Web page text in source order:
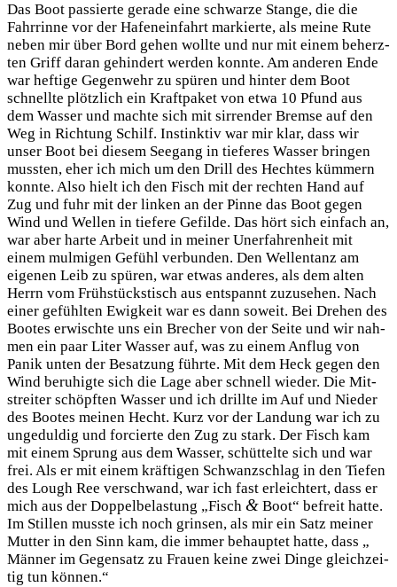
Das Boot pas­sier­te gera­de eine schwar­ze Stan­ge, die die
Fahr­rin­ne vor der Hafen­ein­fahrt mar­kier­te, als mei­ne Rute
neben mir über Bord gehen woll­te und nur mit einem beherz­
ten Griff dar­an gehin­dert wer­den konn­te. Am ande­ren Ende
war hef­ti­ge Gegen­wehr zu spü­ren und hin­ter dem Boot
schnell­te plötz­lich ein Kraft­pa­ket von etwa 10 Pfund aus
dem Was­ser und mach­te sich mit sir­ren­der Brem­se auf den
Weg in Rich­tung Schilf. Instink­tiv war mir klar, dass wir
unser Boot bei die­sem See­gang in tie­fe­res Was­ser brin­gen
muss­ten, eher ich mich um den Drill des Hech­tes küm­mern
konn­te. Also hielt ich den Fisch mit der rech­ten Hand auf
Zug und fuhr mit der lin­ken an der Pin­ne das Boot gegen
Wind und Wel­len in tie­fe­re Gefil­de. Das hört sich ein­fach an,
war aber har­te Arbeit und in mei­ner Uner­fah­ren­heit mit
einem mul­mi­gen Gefühl ver­bun­den. Den Wel­len­tanz am
eige­nen Leib zu spü­ren, war etwas ande­res, als dem alten
Herrn vom Früh­stücks­tisch aus ent­spannt zuzu­se­hen. Nach
einer gefühl­ten Ewig­keit war es dann soweit. Bei Dre­hen des
Boo­tes erwisch­te uns ein Bre­cher von der Sei­te und wir nah­
men ein paar Liter Was­ser auf, was zu einem Anflug von
Panik unten der Besat­zung führ­te. Mit dem Heck gegen den
Wind beru­hig­te sich die Lage aber schnell wie­der. Die Mit­
strei­ter schöpf­ten Was­ser und ich drill­te im Auf und Nie­der
des Boo­tes mei­nen Hecht. Kurz vor der Lan­dung war ich zu
unge­dul­dig und for­cier­te den Zug zu stark. Der Fisch kam
mit einem Sprung aus dem Was­ser, schüt­tel­te sich und war
frei. Als er mit einem kräf­ti­gen Schwanz­schlag in den Tie­fen
des Lough Ree ver­schwand, war ich fast erleich­tert, dass er
mich aus der Dop­pel­be­las­tung „Fisch & Boot“ befreit hat­te.
Im Stil­len muss­te ich noch grin­sen, als mir ein Satz mei­ner
Mut­ter in den Sinn kam, die immer behaup­tet hat­te, dass „
Män­ner im Gegen­satz zu Frau­en kei­ne zwei Din­ge gleich­zei­
tig tun können.“